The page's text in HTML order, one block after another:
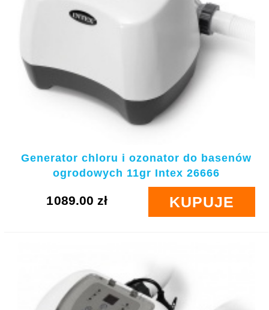
Generator chloru i ozonator do basenów
ogrodowych 11gr Intex 26666
KUPUJE
1089.00 zł